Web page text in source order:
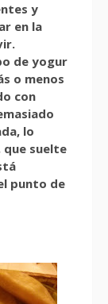
y
en la
de yogur
o menos
con
lo
que suelte
punto de